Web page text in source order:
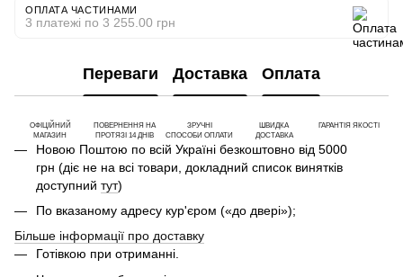
ОПЛАТА ЧАСТИНАМИ
3 платежі по 3 255.00 грн
Переваги Доставка Оплата
ОФІЦІЙНИЙ
МАГАЗИН
ПОВЕРНЕННЯ НА
ПРОТЯЗІ 14 ДНІВ
ЗРУЧНІ
СПОСОБИ ОПЛАТИ
ШВИДКА
ДОСТАВКА
ГАРАНТІЯ ЯКОСТІ
Новою Поштою по всій Україні безкоштовно від 5000
грн (діє не на всі товари, докладний список винятків
доступний тут)
По вказаному адресу кур'єром («до двері»);
Більше інформації про доставку
Готівкою при отриманні.